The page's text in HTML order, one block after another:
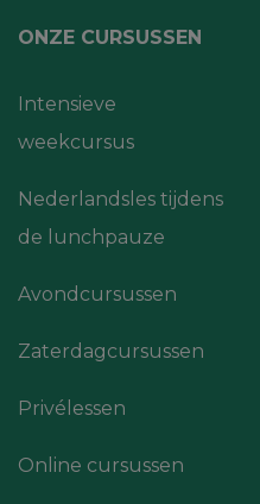
ONZE CURSUSSEN
Intensieve
weekcursus
Nederlandsles tijdens
de lunchpauze
Avondcursussen
Zaterdagcursussen
Privélessen
Online cursussen